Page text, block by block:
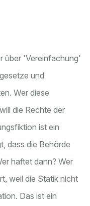
über 'Vereinfachung'
und
Wer diese
die Rechte der
ist ein
dass die Behörde
haftet dann? Wer
weil die Statik nicht
Das ist ein